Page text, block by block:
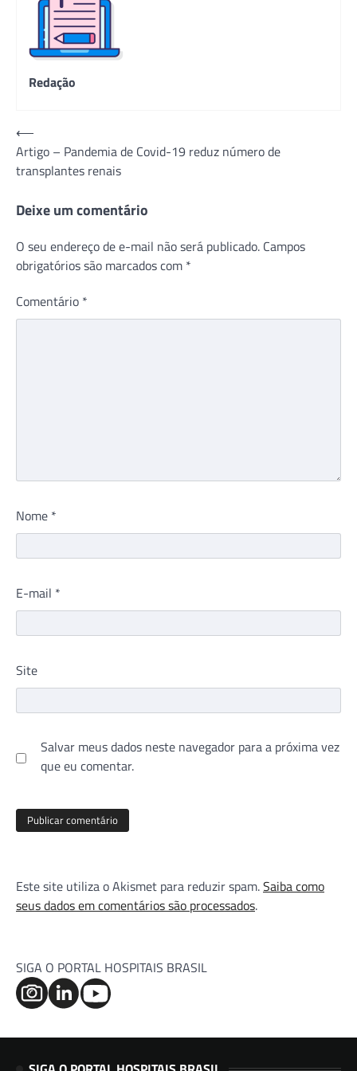
Redação
Navegação
de
Post
⟵
Artigo – Pandemia de Covid-19 reduz número de
transplantes renais
Deixe um comentário
O seu endereço de e-mail não será publicado. Campos
obrigatórios são marcados com *
Comentário *
Nome *
E-mail *
Site
Salvar meus dados neste navegador para a próxima vez
que eu comentar.
Este site utiliza o Akismet para reduzir spam.Saiba como
seus dados em comentários são processados.
SIGA O PORTAL HOSPITAIS BRASIL